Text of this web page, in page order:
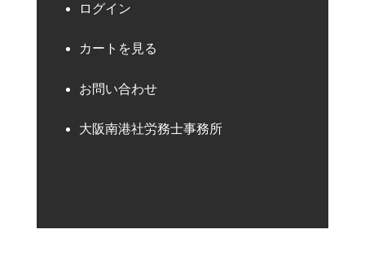
ログイン
カートを見る
お問い合わせ
大阪南港社労務士事務所